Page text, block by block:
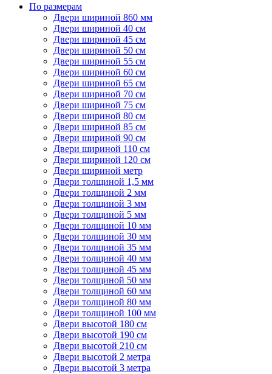
По размерам
Двери шириной 860 мм
Двери шириной 40 см
Двери шириной 45 см
Двери шириной 50 см
Двери шириной 55 см
Двери шириной 60 см
Двери шириной 65 см
Двери шириной 70 см
Двери шириной 75 см
Двери шириной 80 см
Двери шириной 85 см
Двери шириной 90 см
Двери шириной 110 см
Двери шириной 120 см
Двери шириной метр
Двери толщиной 1,5 мм
Двери толщиной 2 мм
Двери толщиной 3 мм
Двери толщиной 5 мм
Двери толщиной 10 мм
Двери толщиной 30 мм
Двери толщиной 35 мм
Двери толщиной 40 мм
Двери толщиной 45 мм
Двери толщиной 50 мм
Двери толщиной 60 мм
Двери толщиной 80 мм
Двери толщиной 100 мм
Двери высотой 180 см
Двери высотой 190 см
Двери высотой 210 см
Двери высотой 2 метра
Двери высотой 3 метра